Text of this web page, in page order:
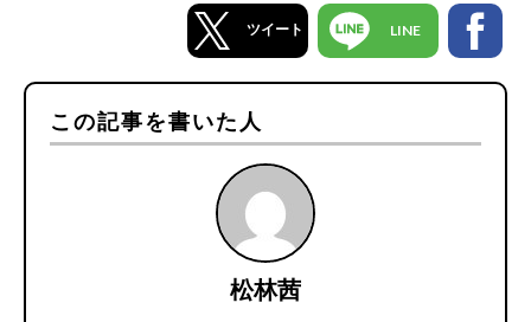
ツイート LINE
この記事を書いた人
松林茜